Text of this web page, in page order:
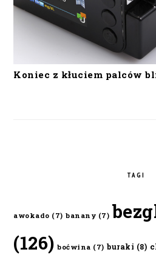
Koniec z kłuciem palców
TAGI
awokado (7) banany (7)
(126) boćwina (7) buraki (8)